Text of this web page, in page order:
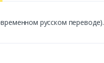
русском переводе).